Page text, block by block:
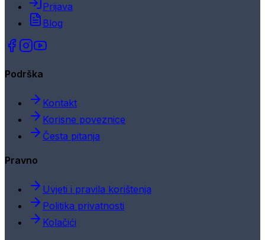
Prijava
Blog
Podrška
Kontakt
Korisne poveznice
Česta pitanja
Pravno
Uvjeti i pravila korištenja
Politika privatnosti
Kolačići